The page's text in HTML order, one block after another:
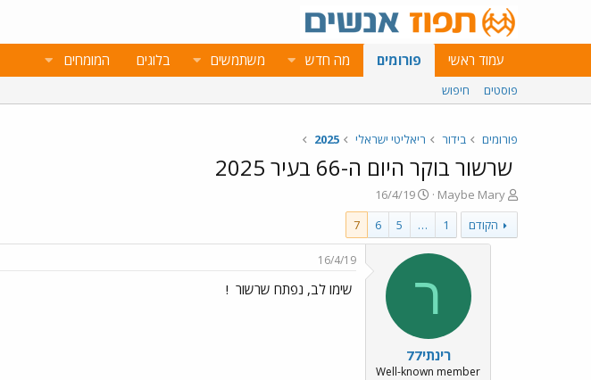
עמוד ראשי פורומים מה חדש משתמשים בלוגים המומחים
פוסטים חיפוש
פורומים בידור ריאליטי ישראלי 2025
שרשור בוקר היום ה-66 בעיר 2025
פ
ו
ת
ח
Maybe Mary
פ
ו
ס
ם
ת
י
ך
16/4/19
הקודם
1
…
5
6
7
ר
רינתי77
Well-known member
16/4/19
שימו לב, נפתח שרשור !